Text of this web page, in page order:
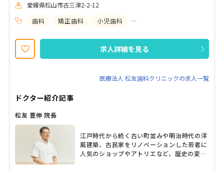
遇を用意しておりますので、安心して長く勤められる環境です。夏
季・冬季休暇のほかに、１週間の休暇が取得でき、ワークライフバ
ランスを保ちながら無理なく働くことが可能です。現在４名のドク
ターを含め、適切な指導担当歯科医師・歯科衛生士が丁寧に指導し
ますのでご安心ください。18時終業ですのでプライベートも充実で
愛媛県松山市古三津2-2-12
歯科
矯正歯科 小児歯科
求人詳細を見る
医療法人 松友歯科クリニックの求人一覧
ドクター紹介記事
松友 豊伸 院長
江戸時代から続く古い町並みや明治時代の洋
風建築、古民家をリノベーションした若者に
人気のショップやアトリエなど、歴史の変遷